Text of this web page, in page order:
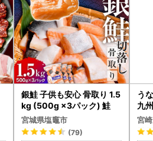
銀鮭 子供も安心 骨取り 1.5
kg (500g ×3パック) 鮭
宮城県塩竈市
(79)
う
九
宮